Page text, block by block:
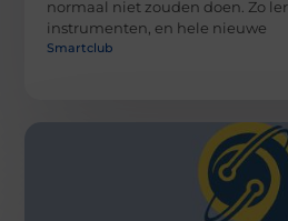
normaal niet zouden doen. Zo
instrumenten, en hele nieuwe
Smartclub